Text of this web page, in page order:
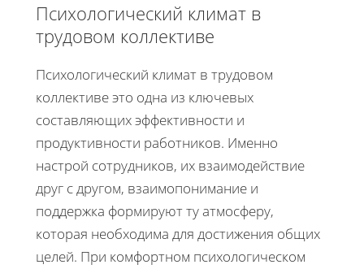
Психологический климат в
трудовом коллективе
Психологический климат в трудовом
коллективе это одна из ключевых
составляющих эффективности и
продуктивности работников. Именно
настрой сотрудников, их взаимодействие
друг с другом, взаимопонимание и
поддержка формируют ту атмосферу,
которая необходима для достижения общих
целей. При комфортном психологическом